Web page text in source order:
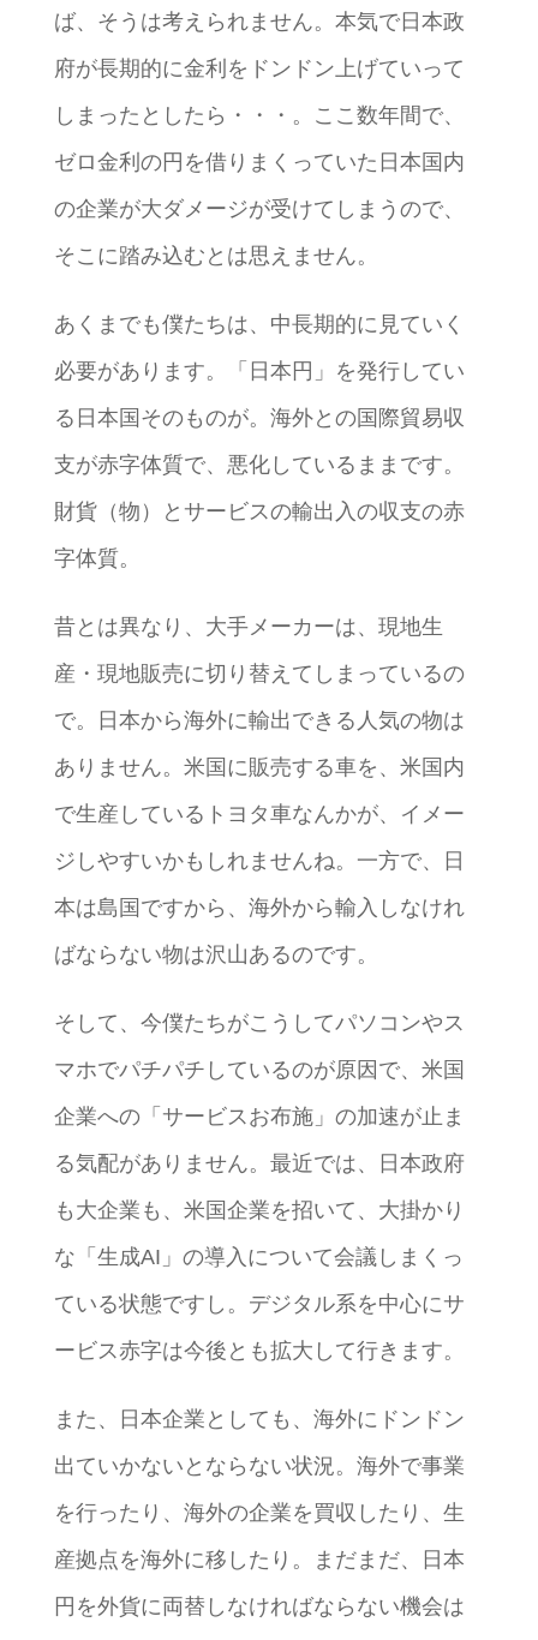
ば、そうは考えられません。本気で日本政
府が長期的に金利をドンドン上げていって
しまったとしたら・・・。ここ数年間で、
ゼロ金利の円を借りまくっていた日本国内
の企業が大ダメージが受けてしまうので、
そこに踏み込むとは思えません。
あくまでも僕たちは、中長期的に見ていく
必要があります。「日本円」を発行してい
る日本国そのものが。海外との国際貿易収
支が赤字体質で、悪化しているままです。
財貨（物）とサービスの輸出入の収支の赤
字体質。
昔とは異なり、大手メーカーは、現地生
産・現地販売に切り替えてしまっているの
で。日本から海外に輸出できる人気の物は
ありません。米国に販売する車を、米国内
で生産しているトヨタ車なんかが、イメー
ジしやすいかもしれませんね。一方で、日
本は島国ですから、海外から輸入しなけれ
ばならない物は沢山あるのです。
そして、今僕たちがこうしてパソコンやス
マホでパチパチしているのが原因で、米国
企業への「サービスお布施」の加速が止ま
る気配がありません。最近では、日本政府
も大企業も、米国企業を招いて、大掛かり
な「生成AI」の導入について会議しまくっ
ている状態ですし。デジタル系を中心にサ
ービス赤字は今後とも拡大して行きます。
また、日本企業としても、海外にドンドン
出ていかないとならない状況。海外で事業
を行ったり、海外の企業を買収したり、生
産拠点を海外に移したり。まだまだ、日本
円を外貨に両替しなければならない機会は